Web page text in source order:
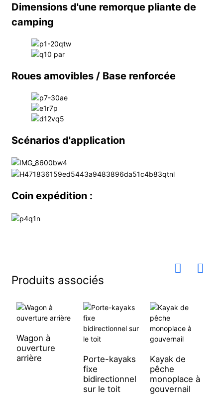
Dimensions d'une remorque pliante de
camping
Roues amovibles / Base renforcée
Scénarios d'application
Coin expédition :
Produits associés
Wagon à
ouverture
arrière
Porte-kayaks
fixe
bidirectionnel
sur le toit
Kayak de
pêche
monoplace à
gouvernail